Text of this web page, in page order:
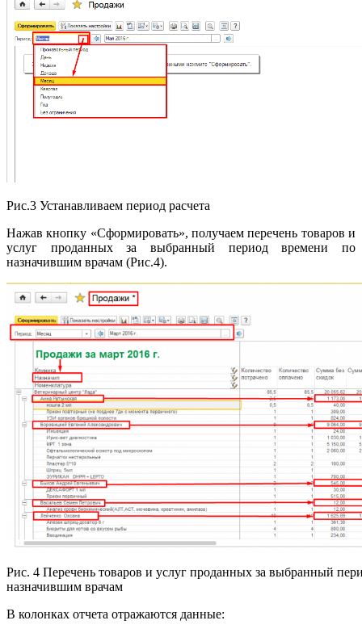
Рис.3 Устанавливаем период расчета
Нажав кнопку «Сформировать», получаем перечень товаров и
услуг проданных за выбранный период времени по
назначившим врачам (Рис.4).
Рис. 4 Перечень товаров и услуг проданных за выбранный
назначившим врачам
В колонках отчета отражаются данные: